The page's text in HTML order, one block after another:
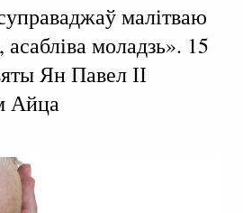
малітваю
моладзь». 15
Ян Павел ІІ
Айца